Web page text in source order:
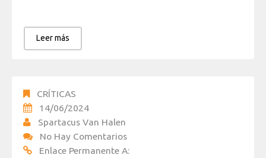
Leer más
CRÍTICAS
14/06/2024
Spartacus Van Halen
No Hay Comentarios
Enlace Permanente A: